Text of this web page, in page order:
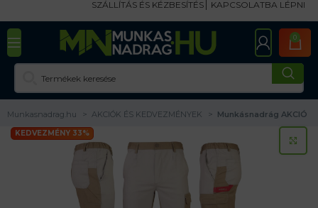
SZÁLLÍTÁS ÉS KÉZBESÍTÉS KAPCSOLATBA LÉPNI
0
Munkasnadrag.hu AKCIÓK ÉS KEDVEZMÉNYEK Munkásnadrág AKCIÓ
KEDVEZMÉNY 33%